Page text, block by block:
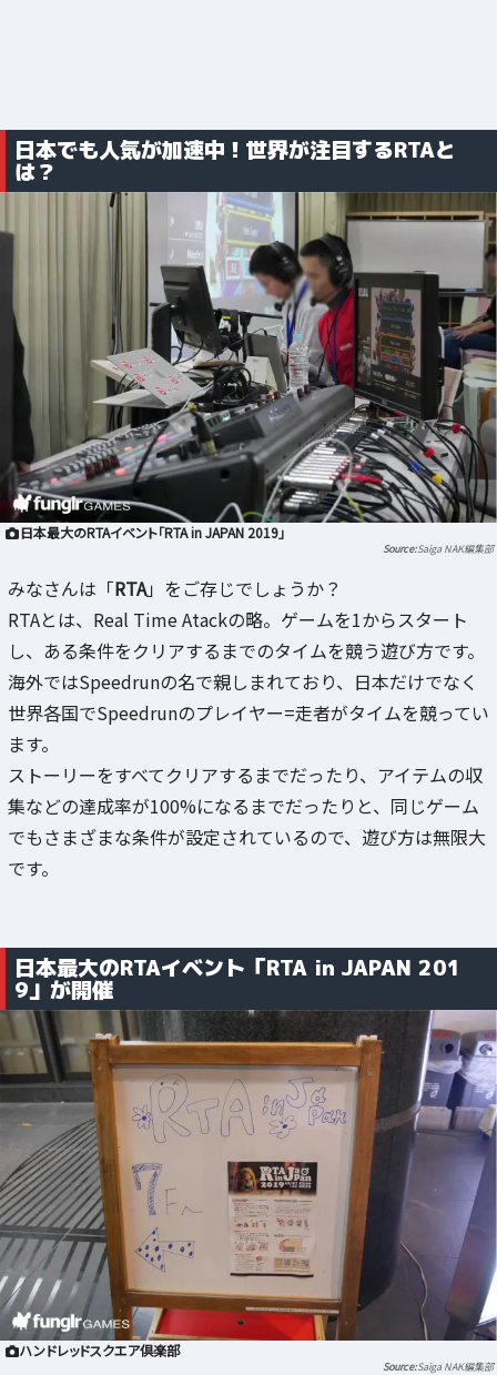
日本でも人気が加速中！世界が注目するRTAと
は？
日本最大のRTAイベント「RTA in JAPAN 2019」
Saiga NAK編集部
みなさんは「RTA」をご存じでしょうか？
RTAとは、Real Time Atackの略。ゲームを1からスタート
し、ある条件をクリアするまでのタイムを競う遊び方です。
海外ではSpeedrunの名で親しまれており、日本だけでなく
世界各国でSpeedrunのプレイヤー=走者がタイムを競ってい
ます。
ストーリーをすべてクリアするまでだったり、アイテムの収
集などの達成率が100%になるまでだったりと、同じゲーム
でもさまざまな条件が設定されているので、遊び方は無限大
です。
日本最大のRTAイベント「RTA in JAPAN 201
9」が開催
ハンドレッドスクエア倶楽部
Saiga NAK編集部